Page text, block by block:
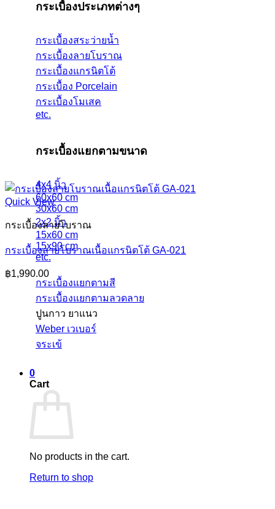
กระเบื้องประเภทต่างๆ
กระเบื้องสระว่ายน้ำ
กระเบื้องลายโบราณ
กระเบื้องแกรนิตโต้
กระเบื้อง Porcelain
กระเบื้องโมเสค
etc.
กระเบื้องแยกตามขนาด
4x4 นิ้ว
60x60 cm
30x60 cm
2x2 นิ้ว
15x60 cm
15x90 cm
etc.
กระเบื้องแยกตามสี
กระเบื้องแยกตามลวดลาย
ปูนกาว ยาแนว
Weber เวเบอร์
จระเข้
0
Cart
No products in the cart.
Return to shop
Quick View
กระเบื้องลายโบราณ
กระเบื้องลายโบราณเนื้อแกรนิตโต้ GA-021
฿1,990.00